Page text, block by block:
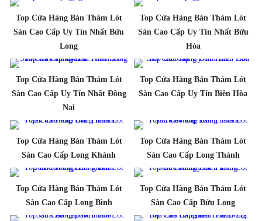
Top Cửa Hàng Bán Thảm Lót
Sàn Cao Cấp Uy Tín Nhất Bửu
Long
Top Cửa Hàng Bán Thảm Lót
Sàn Cao Cấp Uy Tín Nhất Bửu
Hòa
Top Cửa Hàng Bán Thảm Lót
Sàn Cao Cấp Uy Tín Nhất Đồng
Nai
Top Cửa Hàng Bán Thảm Lót
Sàn Cao Cấp Uy Tín Biên Hòa
Top Cửa Hàng Bán Thảm Lót
Sàn Cao Cấp Long Khánh
Top Cửa Hàng Bán Thảm Lót
Sàn Cao Cấp Long Thành
Top Cửa Hàng Bán Thảm Lót
Sàn Cao Cấp Long Bình
Top Cửa Hàng Bán Thảm Lót
Sàn Cao Cấp Bửu Long